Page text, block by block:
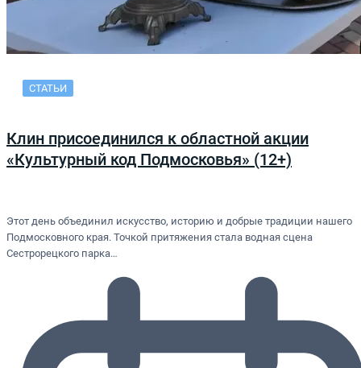
СТАТЬИ
Клин присоединился к областной акции
«Культурный код Подмосковья» (12+)
Этот день объединил искусство, историю и добрые традиции нашего
Подмосковного края. Точкой притяжения стала водная сцена
Сестрорецкого парка…